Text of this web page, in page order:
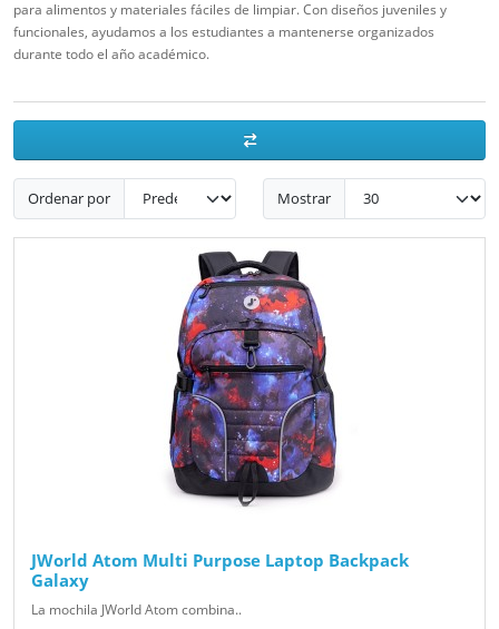
para alimentos y materiales fáciles de limpiar. Con diseños juveniles y
funcionales, ayudamos a los estudiantes a mantenerse organizados
durante todo el año académico.
Ordenar por Mostrar
JWorld Atom Multi Purpose Laptop Backpack
Galaxy
La mochila JWorld Atom combina..